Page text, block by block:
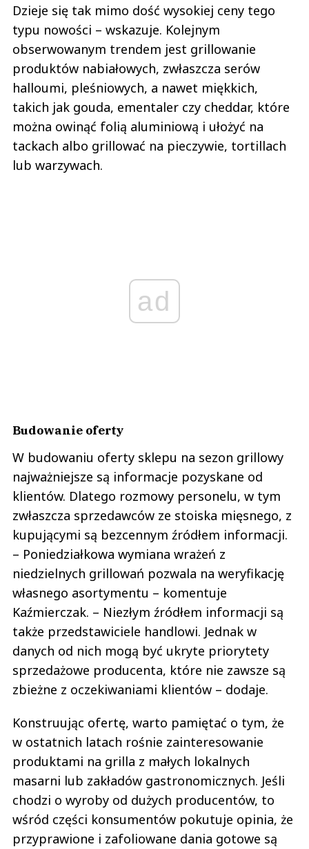
Dzieje się tak mimo dość wysokiej ceny tego
typu nowości – wskazuje. Kolejnym
obserwowanym trendem jest grillowanie
produktów nabiałowych, zwłaszcza serów
halloumi, pleśniowych, a nawet miękkich,
takich jak gouda, ementaler czy cheddar, które
można owinąć folią aluminiową i ułożyć na
tackach albo grillować na pieczywie, tortillach
lub warzywach.
ad
Budowanie oferty
W budowaniu oferty sklepu na sezon grillowy
najważniejsze są informacje pozyskane od
klientów. Dlatego rozmowy personelu, w tym
zwłaszcza sprzedawców ze stoiska mięsnego, z
kupującymi są bezcennym źródłem informacji.
– Poniedziałkowa wymiana wrażeń z
niedzielnych grillowań pozwala na weryfikację
własnego asortymentu – komentuje
Kaźmierczak. – Niezłym źródłem informacji są
także przedstawiciele handlowi. Jednak w
danych od nich mogą być ukryte priorytety
sprzedażowe producenta, które nie zawsze są
zbieżne z oczekiwaniami klientów – dodaje.
Konstruując ofertę, warto pamiętać o tym, że
w ostatnich latach rośnie zainteresowanie
produktami na grilla z małych lokalnych
masarni lub zakładów gastronomicznych. Jeśli
chodzi o wyroby od dużych producentów, to
wśród części konsumentów pokutuje opinia, że
przyprawione i zafoliowane dania gotowe są